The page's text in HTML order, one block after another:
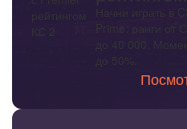
Начни играть в
Prime: ранги от
до 40 000.
до 50%.